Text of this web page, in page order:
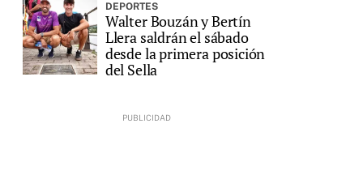
DEPORTES
Walter Bouzán y Bertín
Llera saldrán el sábado
desde la primera posición
del Sella